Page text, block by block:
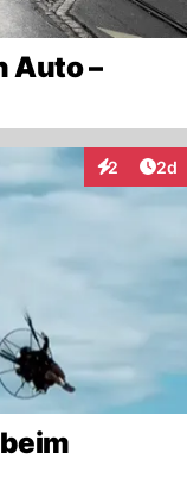
Auto –
2 2d